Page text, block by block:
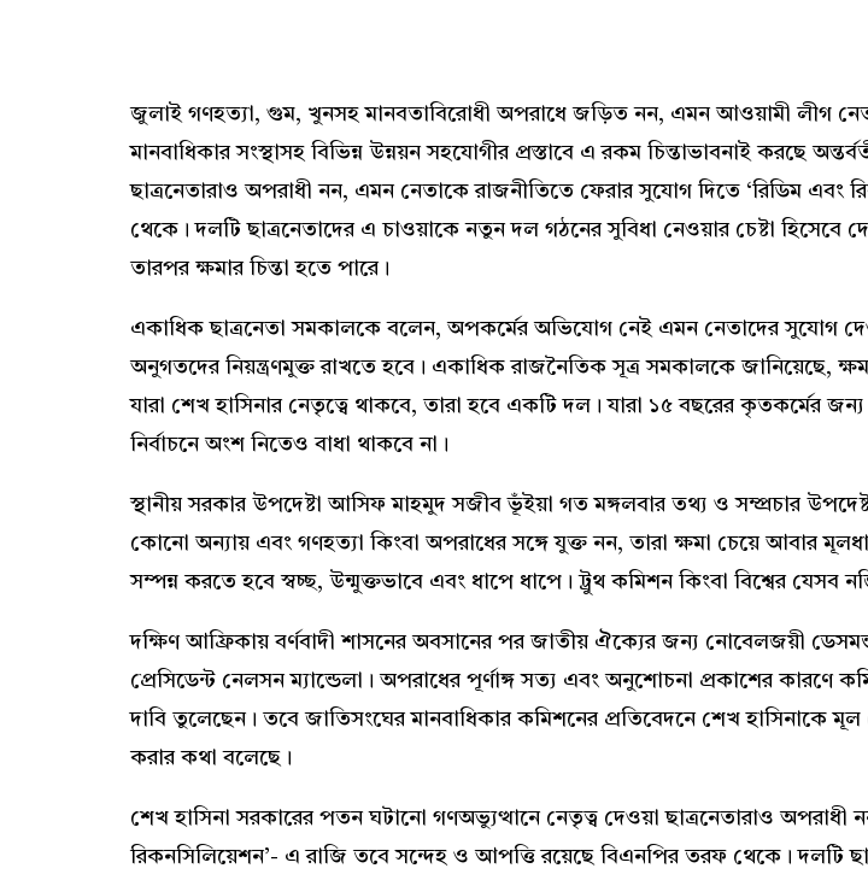
জুলাই গণহত্যা, গুম, খুনসহ মানবতাবিরোধী অপরাধে জড়িত নন, এমন আওয়ামী লীগ
মানবাধিকার সংস্থাসহ বিভিন্ন উন্নয়ন সহযোগীর প্রস্তাবে এ রকম চিন্তাভাবনাই করছে
ছাত্রনেতারাও অপরাধী নন, এমন নেতাকে রাজনীতিতে ফেরার সুযোগ দিতে ‘রিডিম
থেকে। দলটি ছাত্রনেতাদের এ চাওয়াকে নতুন দল গঠনের সুবিধা নেওয়ার চেষ্টা হিসেবে
তারপর ক্ষমার চিন্তা হতে পারে।
একাধিক ছাত্রনেতা সমকালকে বলেন, অপকর্মের অভিযোগ নেই এমন নেতাদের সুযোগ
অনুগতদের নিয়ন্ত্রণমুক্ত রাখতে হবে। একাধিক রাজনৈতিক সূত্র সমকালকে জানিয়েছে,
যারা শেখ হাসিনার নেতৃত্বে থাকবে, তারা হবে একটি দল। যারা ১৫ বছরের কৃতকর্মের
নির্বাচনে অংশ নিতেও বাধা থাকবে না।
স্থানীয় সরকার উপদেষ্টা আসিফ মাহমুদ সজীব ভূঁইয়া গত মঙ্গলবার তথ্য ও সম্প্রচার
কোনো অন্যায় এবং গণহত্যা কিংবা অপরাধের সঙ্গে যুক্ত নন, তারা ক্ষমা চেয়ে আবার
সম্পন্ন করতে হবে স্বচ্ছ, উন্মুক্তভাবে এবং ধাপে ধাপে। ট্রুথ কমিশন কিংবা বিশ্বের যেসব
দক্ষিণ আফ্রিকায় বর্ণবাদী শাসনের অবসানের পর জাতীয় ঐক্যের জন্য নোবেলজয়ী
প্রেসিডেন্ট নেলসন ম্যান্ডেলা। অপরাধের পূর্ণাঙ্গ সত্য এবং অনুশোচনা প্রকাশের কারণে
দাবি তুলেছেন। তবে জাতিসংঘের মানবাধিকার কমিশনের প্রতিবেদনে শেখ হাসিনাকে
করার কথা বলেছে।
শেখ হাসিনা সরকারের পতন ঘটানো গণঅভ্যুত্থানে নেতৃত্ব দেওয়া ছাত্রনেতারাও
রিকনসিলিয়েশন’- এ রাজি তবে সন্দেহ ও আপত্তি রয়েছে বিএনপির তরফ থেকে। দলটি